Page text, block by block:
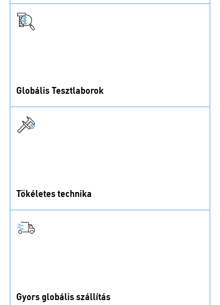
prototípusokkal a termékfejlesztéshez.
Globális Tesztlaborok
vizsgálati módszerekkel.
Tökéletes technika
Gyors globális szállítás